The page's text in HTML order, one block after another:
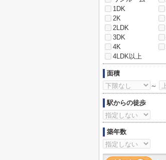
1DK
2K
2LDK
3DK
4K
4LDK以上
面積
～
駅からの徒歩
築年数